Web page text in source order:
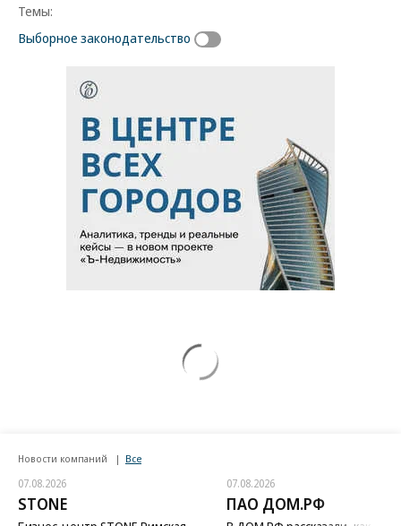
Темы:
Выборное законодательство
Новости компаний Все
07.08.2026
STONE
07.08.2026
ПАО ДОМ.РФ